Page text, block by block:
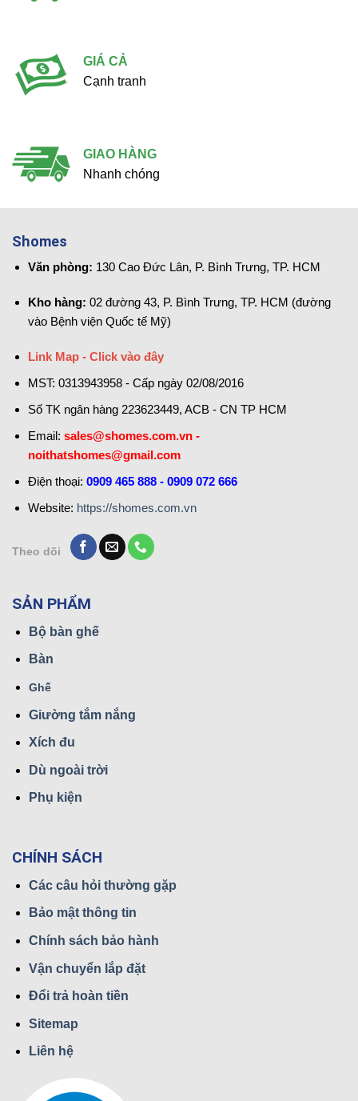
GIÁ CẢ
Cạnh tranh
GIAO HÀNG
Nhanh chóng
Shomes
Văn phòng: 130 Cao Đức Lân, P. Bình Trưng, TP. HCM
Kho hàng: 02 đường 43, P. Bình Trưng, TP. HCM (đường
vào Bệnh viện Quốc tế Mỹ)
Link Map - Click vào đây
MST: 0313943958 - Cấp ngày 02/08/2016
Số TK ngân hàng 223623449, ACB - CN TP HCM
Email: sales@shomes.com.vn -
noithatshomes@gmail.com
Điện thoại: 0909 465 888 - 0909 072 666
Website: https://shomes.com.vn
Theo dõi
SẢN PHẨM
Bộ bàn ghế
Bàn
Ghế
Giường tắm nắng
Xích đu
Dù ngoài trời
Phụ kiện
CHÍNH SÁCH
Các câu hỏi thường gặp
Bảo mật thông tin
Chính sách bảo hành
Vận chuyển lắp đặt
Đổi trả hoàn tiền
Sitemap
Liên hệ